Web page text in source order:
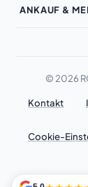
Büroräumung
Hausabriss
Badezimmer-
ANKAUF &
Einzugsgebiete
© 2026
Kontakt
Cookie-